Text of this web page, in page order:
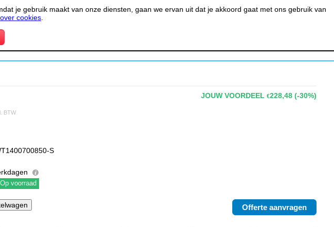
je gebruik maakt van onze diensten, gaan we ervan uit dat je akkoord gaat met ons gebruik van
cookies
MIJN ACCOUNT BESTELSTATUS 0 WINKELWAGEN
JOUW VOORDEEL€228,48 (-30%)
BTW
S
Op voorraad